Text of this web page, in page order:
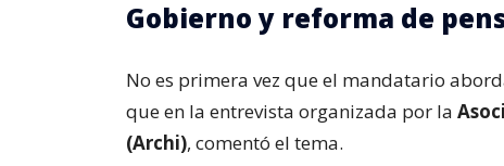
Gobierno y reforma de
No es primera vez que el mandatario
que en la entrevista organizada por la
(Archi), comentó el tema.